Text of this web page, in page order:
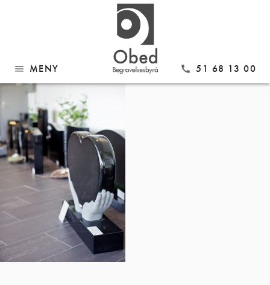
menu MENY call 51 68 13 00
PT6A9581 kopi